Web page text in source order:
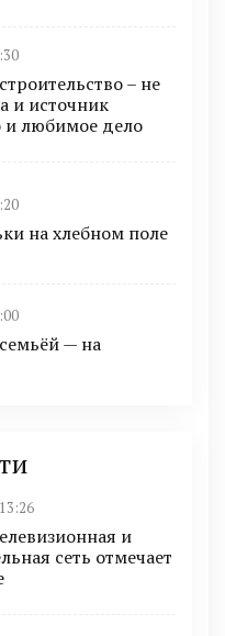
– не
и источник
и любимое дело
на хлебном поле
— на
и
сеть отмечает